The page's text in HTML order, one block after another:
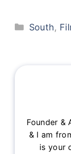
South,
Founder &
& I am
is your